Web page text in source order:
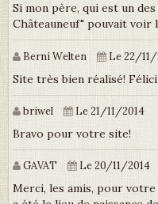
Si mon père, qui est un
Châteauneuf" pouvait voir
Berni Welten Le 22/11/
Site très bien réalisé!
briwel Le 21/11/2014
Bravo pour votre site!
GAVAT Le 20/11/2014
Merci, les amis, pour